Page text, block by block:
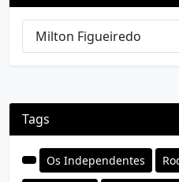
Milton Figueiredo
Tags
Os Independentes